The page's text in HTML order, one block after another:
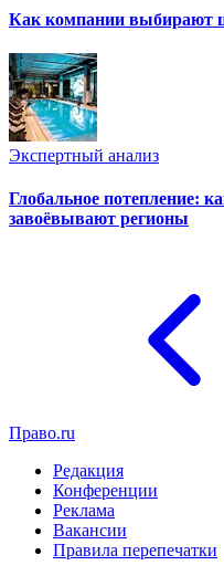
Как компании выбирают
Экспертный анализ
Глобальное потепление:
завоёвывают регионы
Право.ru
Редакция
Конференции
Реклама
Вакансии
Правила перепечатки